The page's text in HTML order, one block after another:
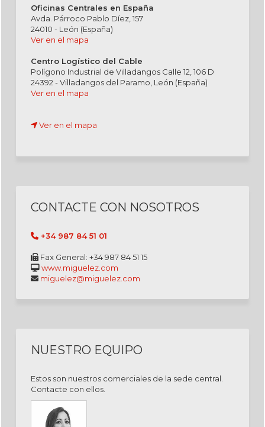
Oficinas Centrales en España
Avda. Párroco Pablo Díez, 157
24010 - León (España)
Ver en el mapa
Centro Logístico del Cable
Polígono Industrial de Villadangos Calle 12, 106 D
24392 - Villadangos del Paramo, León (España)
Ver en el mapa
Ver en el mapa
CONTACTE CON NOSOTROS
+34 987 84 51 01
Fax General: +34 987 84 51 15
www.miguelez.com
miguelez@miguelez.com
NUESTRO EQUIPO
Estos son nuestros comerciales de la sede central.
Contacte con ellos.